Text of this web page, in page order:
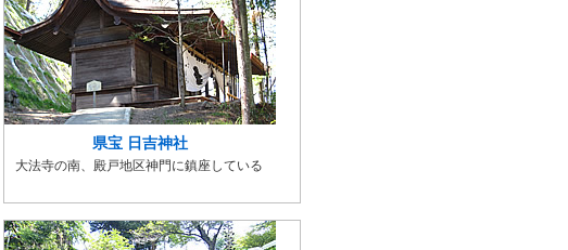
県宝 日吉神社
大法寺の南、殿戸地区神門に鎮座している